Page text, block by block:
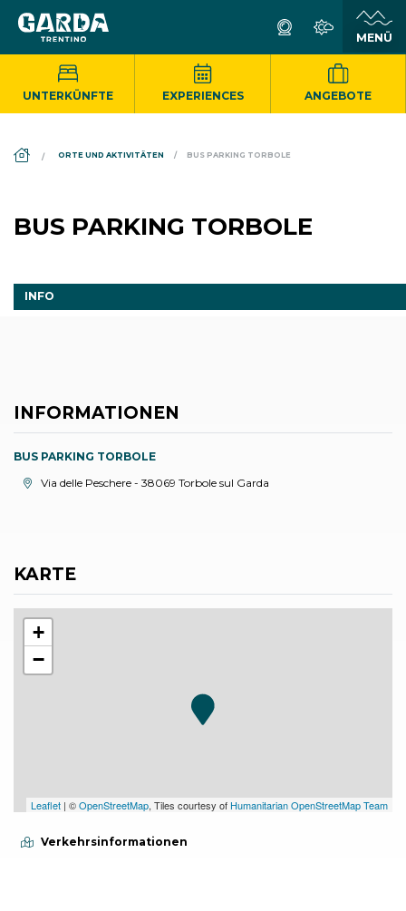
UNTERKÜNFTE EXPERIENCES ANGEBOTE
ORTE UND AKTIVITÄTEN BUS PARKING TORBOLE
BUS PARKING TORBOLE
INFO
INFORMATIONEN
BUS PARKING TORBOLE
aria.location:
Via delle Peschere - 38069 Torbole sul Garda
KARTE
+
−
Leaflet | ©OpenStreetMap, Tiles courtesy of Humanitarian OpenStreetMap Team
Verkehrsinformationen